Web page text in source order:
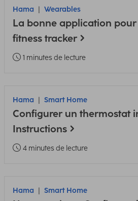
Hama Wearables
La bonne application
fitness tracker
1 minutes de lecture
Hama Smart Home
Configurer un thermostat
Instructions
4 minutes de lecture
Hama Smart Home